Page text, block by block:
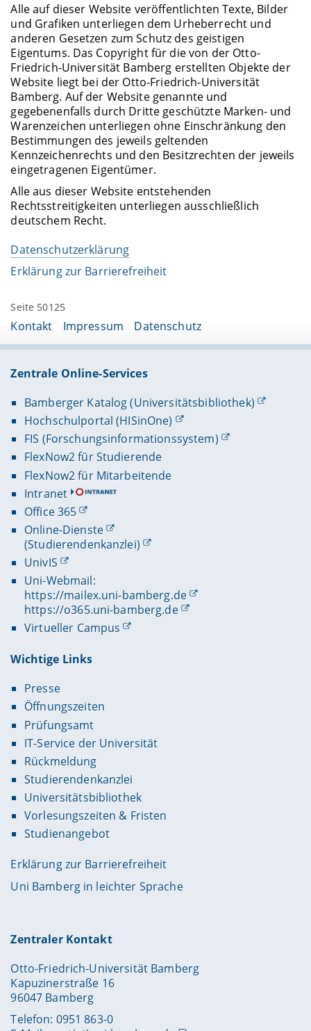
Alle auf dieser Website veröffentlichten Texte, Bilder
und Grafiken unterliegen dem Urheberrecht und
anderen Gesetzen zum Schutz des geistigen
Eigentums. Das Copyright für die von der Otto-
Friedrich-Universität Bamberg erstellten Objekte der
Website liegt bei der Otto-Friedrich-Universität
Bamberg. Auf der Website genannte und
gegebenenfalls durch Dritte geschützte Marken- und
Warenzeichen unterliegen ohne Einschränkung den
Bestimmungen des jeweils geltenden
Kennzeichenrechts und den Besitzrechten der jeweils
eingetragenen Eigentümer.
Alle aus dieser Website entstehenden
Rechtsstreitigkeiten unterliegen ausschließlich
deutschem Recht.
Datenschutzerklärung
Erklärung zur Barrierefreiheit
Seite 50125
Kontakt Impressum Datenschutz
Zentrale Online-Services
Bamberger Katalog (Universitätsbibliothek)
Hochschulportal (HISinOne)
FIS (Forschungsinformationssystem)
FlexNow2 für Studierende
FlexNow2 für Mitarbeitende
Intranet
Office 365
Online-Dienste
(Studierendenkanzlei)
UnivIS
Uni-Webmail:
https://mailex.uni-bamberg.de
https://o365.uni-bamberg.de
Virtueller Campus
Wichtige Links
Presse
Öffnungszeiten
Prüfungsamt
IT-Service der Universität
Rückmeldung
Studierendenkanzlei
Universitätsbibliothek
Vorlesungszeiten & Fristen
Studienangebot
Erklärung zur Barrierefreiheit
Uni Bamberg in leichter Sprache
Zentraler Kontakt
Otto-Friedrich-Universität Bamberg
Kapuzinerstraße 16
96047 Bamberg
Telefon: 0951 863-0